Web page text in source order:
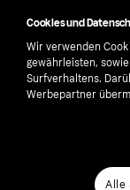
Cookies und
Wir verwenden
gewährleisten,
Surfverhaltens.
Werbepartner
Alle